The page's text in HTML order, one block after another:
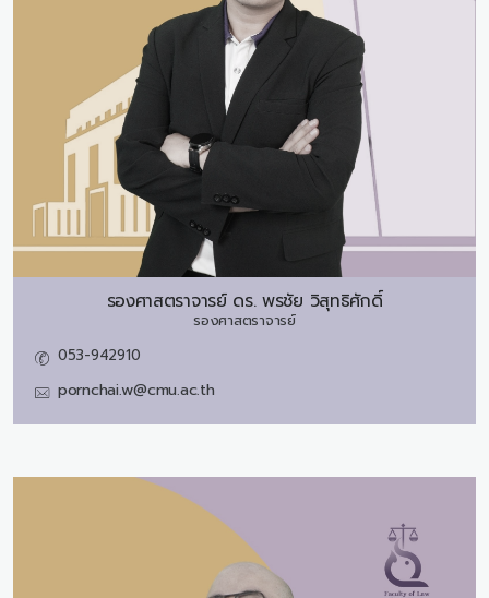
รองศาสตราจารย์ ดร. พรชัย วิสุทธิศักดิ์
รองศาสตราจารย์
053-942910
pornchai.w@cmu.ac.th